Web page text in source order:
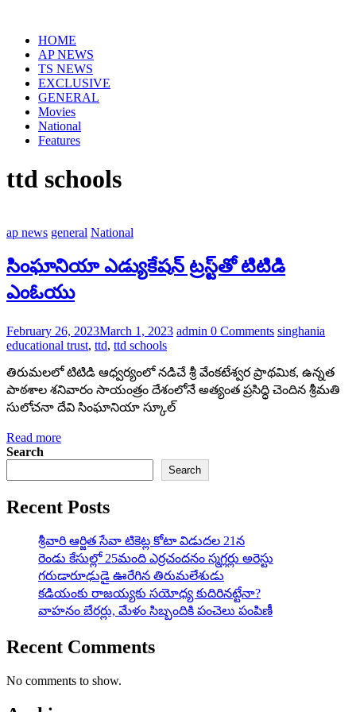
HOME
AP NEWS
TS NEWS
EXCLUSIVE
GENERAL
Movies
National
Features
ttd schools
ap news general National
సింఘానియా ఎడ్యుకేషన్ ట్రస్ట్‌తో టిటిడి
ఎంఓయు
February 26, 2023March 1, 2023 admin 0 Comments singhania
educational trust, ttd, ttd schools
తిరుమలలో టిటిడి ఆధ్వర్యంలో నడిచే శ్రీ వేంకటేశ్వర ప్రాథమిక, ఉన్నత
పాఠశాల శనివారం సాయంత్రం దేశంలోనే అత్యంత ప్రసిద్ధి చెందిన శ్రీమతి
సులోచనా దేవి సింఘానియా స్కూల్
Read more
Search
Search
Recent Posts
శ్రీవారి ఆర్జిత సేవా టికెట్ల కోటా విడుదల 21న
రెండు కేసుల్లో 25మంది ఎర్రచందనం స్మగ్లర్లు అరెస్టు
గరుడారూఢుడై ఊరేగిన తిరుమలేశుడు
కడియంకు రాజయ్యకు సయోధ్య కుదిరినట్టేనా?
వాహ‌నం బేర‌ర్లు, మేళం సిబ్బందికి పంచెలు పంపిణీ
Recent Comments
No comments to show.